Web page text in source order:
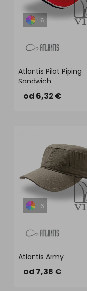
6
Atlantis Pilot Piping
Sandwich
od 6,32 €
6
Atlantis Army
od 7,38 €